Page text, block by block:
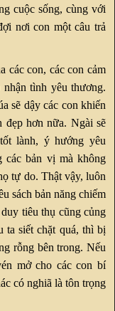
cuộc sống, cùng với
nơi con một câu trả
các con, các con cảm
tình yêu thương.
sẽ dậy các con khiến
đẹp hơn nữa. Ngài sẽ
lành, ý hướng yêu
các bản vị mà không
tự do. Thật vậy, luôn
sách bản năng chiếm
tiêu thụ cũng củng
ta siết chặt quá, thì bị
rỗng bên trong. Nếu
mở cho các con bí
có nghiã là tôn trọng